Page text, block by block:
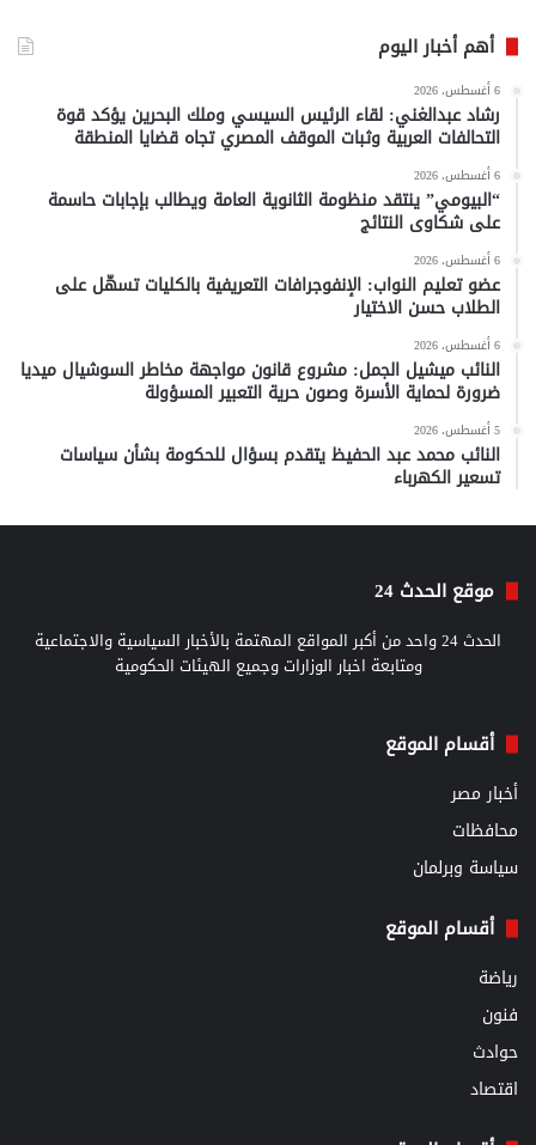
أهم أخبار اليوم
6 أغسطس، 2026
رشاد عبدالغني: لقاء الرئيس السيسي وملك البحرين يؤكد قوة
التحالفات العربية وثبات الموقف المصري تجاه قضايا المنطقة
6 أغسطس، 2026
“البيومي” ينتقد منظومة الثانوية العامة ويطالب بإجابات حاسمة
على شكاوى النتائج
6 أغسطس، 2026
عضو تعليم النواب: الإنفوجرافات التعريفية بالكليات تسهّل على
الطلاب حسن الاختيار
6 أغسطس، 2026
النائب ميشيل الجمل: مشروع قانون مواجهة مخاطر السوشيال ميديا
ضرورة لحماية الأسرة وصون حرية التعبير المسؤولة
5 أغسطس، 2026
النائب محمد عبد الحفيظ يتقدم بسؤال للحكومة بشأن سياسات
تسعير الكهرباء
موقع الحدث 24
الحدث 24 واحد من أكبر المواقع المهتمة بالأخبار السياسية والاجتماعية
ومتابعة اخبار الوزارات وجميع الهيئات الحكومية
أقسام الموقع
أخبار مصر
محافظات
سياسة وبرلمان
أقسام الموقع
رياضة
فنون
حوادث
اقتصاد